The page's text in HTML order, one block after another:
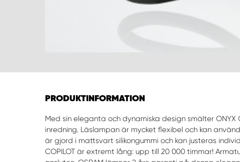
PRODUKTINFORMATION
Med sin eleganta och dynamiska design smälter ONYX
inredning. Läslampan är mycket flexibel och kan
är gjord i mattsvart silikongummi och kan justeras
COPILOT är extremt lång: upp till 20 000 timmar!